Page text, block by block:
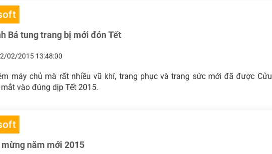
Bá tung trang bị mới đón Tết
02/2015 13:48:00
máy chủ mà rất nhiều vũ khí, trang phục và trang sức mới đã được Cửu
vào đúng dịp Tết 2015.
năm mới 2015